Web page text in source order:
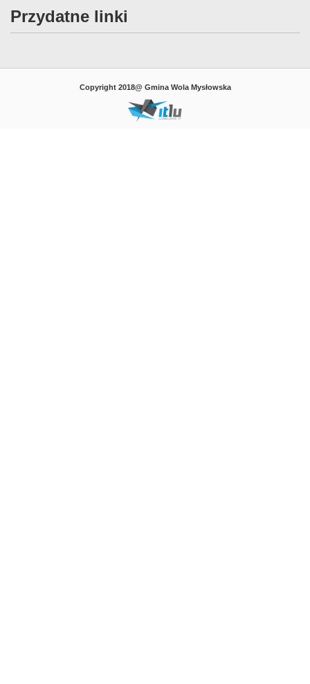
Przydatne linki
Copyright 2018@ Gmina Wola Mysłowska